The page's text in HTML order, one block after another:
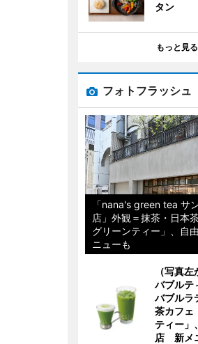
タン
もっと見る
フォトフラッシュ
「nana's green tea サ
店」外観＝抹茶・日本
グリーンティー」、自
ニューも
（写真
バブルテ
バブルラ
茶カフェ
ティー」
店 新メ